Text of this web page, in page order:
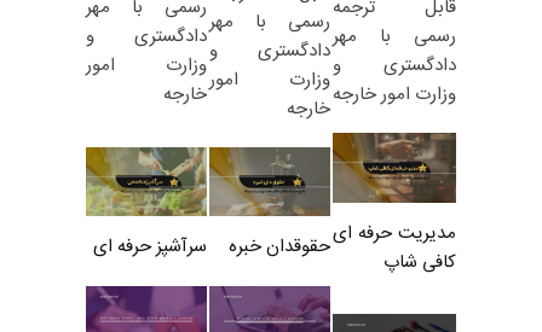
قابل ترجمه
رسمی با مهر
دادگستری و
وزارت امور خارجه
رسمی با مهر
دادگستری و
وزارت امور
خارجه
رسمی با مهر
دادگستری و
وزارت امور
خارجه
مدیریت حرفه ای
کافی شاپ
حقوقدان خبره سرآشپز حرفه ای